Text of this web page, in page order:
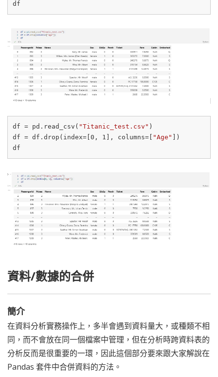
df = pd.read_csv( "Titanic_test.csv" )
df = df.drop(index=[0 , 1 ], columns=[ "Age" ])
資料/數據的合併
簡介
在資料分析實務操作上，多半會遇到資料量大，或種類不相
同，而不會放在同一個檔案中管理，但在分析時跨資料表的
分析反而是很重要的一環，因此這個部分要來跟大家解說在
Pandas 套件中合併資料的方法。